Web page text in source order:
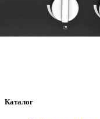
Каталог